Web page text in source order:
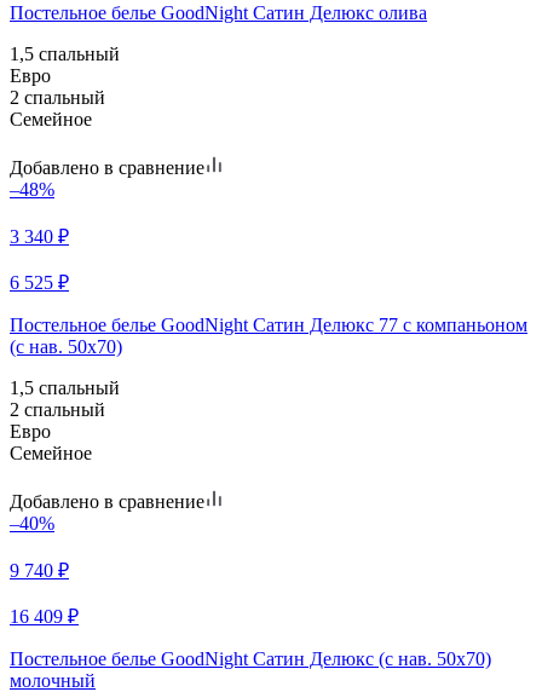
Постельное белье GoodNight Сатин Делюкс олива
1,5 спальный
Евро
2 спальный
Семейное
Добавлено в сравнение
–48%
3 340 ₽
6 525 ₽
Постельное белье GoodNight Сатин Делюкс 77 с компаньоном
(с нав. 50х70)
1,5 спальный
2 спальный
Евро
Семейное
Добавлено в сравнение
–40%
9 740 ₽
16 409 ₽
Постельное белье GoodNight Сатин Делюкс (с нав. 50х70)
молочный